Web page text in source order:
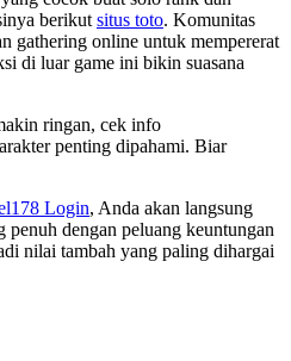
berikut situs toto. Komunitas
gathering online untuk mempererat
di luar game ini bikin suasana
ringan, cek info
penting dipahami. Biar
Login, Anda akan langsung
dengan peluang keuntungan
nilai tambah yang paling dihargai